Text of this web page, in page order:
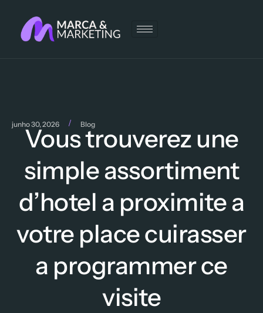
junho 30, 2026 / Blog
Vous trouverez une
simple assortiment
d’hotel a proximite a
votre place cuirasser
a programmer ce
visite